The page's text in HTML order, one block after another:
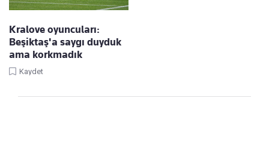
Kralove oyuncuları:
Beşiktaş'a saygı duyduk
ama korkmadık
Kaydet